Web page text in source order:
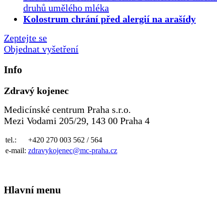
druhů umělého mléka
Kolostrum chrání před alergií na arašídy
Zeptejte se
Objednat vyšetření
Info
Zdravý kojenec
Medicínské centrum Praha s.r.o.
Mezi Vodami 205/29, 143 00 Praha 4
tel.:
+420 270 003 562 / 564
e-mail: zdravykojenec@mc-praha.cz
Hlavní menu